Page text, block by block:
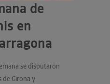
de
en
se disputaron
de Girona y